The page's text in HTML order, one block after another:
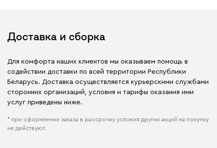
Доставка и сборка
Для комфорта наших клиентов мы оказываем помощь в
содействии доставки по всей территории Республики
Беларусь. Доставка осуществляется курьерскими службами
сторонних организаций, условия и тарифы оказания ими
услуг приведены ниже.
* при оформлении заказа в рассрочку условия других акций на покупку
не действуют.